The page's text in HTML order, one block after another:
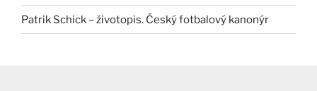
Patrik Schick – životopis. Český fotbalový kanonýr